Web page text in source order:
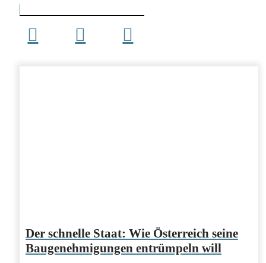
Der schnelle Staat: Wie Österreich seine
Baugenehmigungen entrümpeln will